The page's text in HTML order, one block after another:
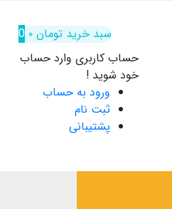
سبد خرید تومان۰
0
حساب کاربری وارد حساب
خود شوید !
ورود به حساب
ثبت نام
پشتیبانی